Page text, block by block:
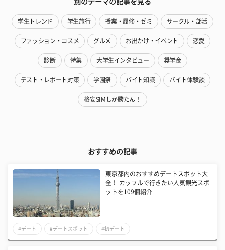
別のテーマの記事を見る
学生トレンド 学生旅行 授業・履修・ゼミ サークル・部活
ファッション・コスメ グルメ お出かけ・イベント 恋愛
診断 特集 大学生インタビュー 奨学金
テスト・レポート対策 学園祭 バイト知識 バイト体験談
格安SIMしか勝たん！
おすすめの記事
東京都内のおすすめデートスポット大
全！ カップルで行きたい人気観光スポ
ットを109個紹介
#デート #デートスポット #初デート